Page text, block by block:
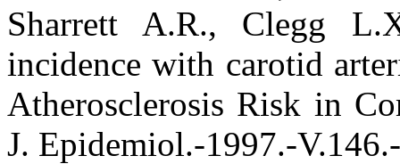
Sharrett A.R., Clegg
incidence with carotid
Atherosclerosis Risk in
J. Epidemiol.-1997.-